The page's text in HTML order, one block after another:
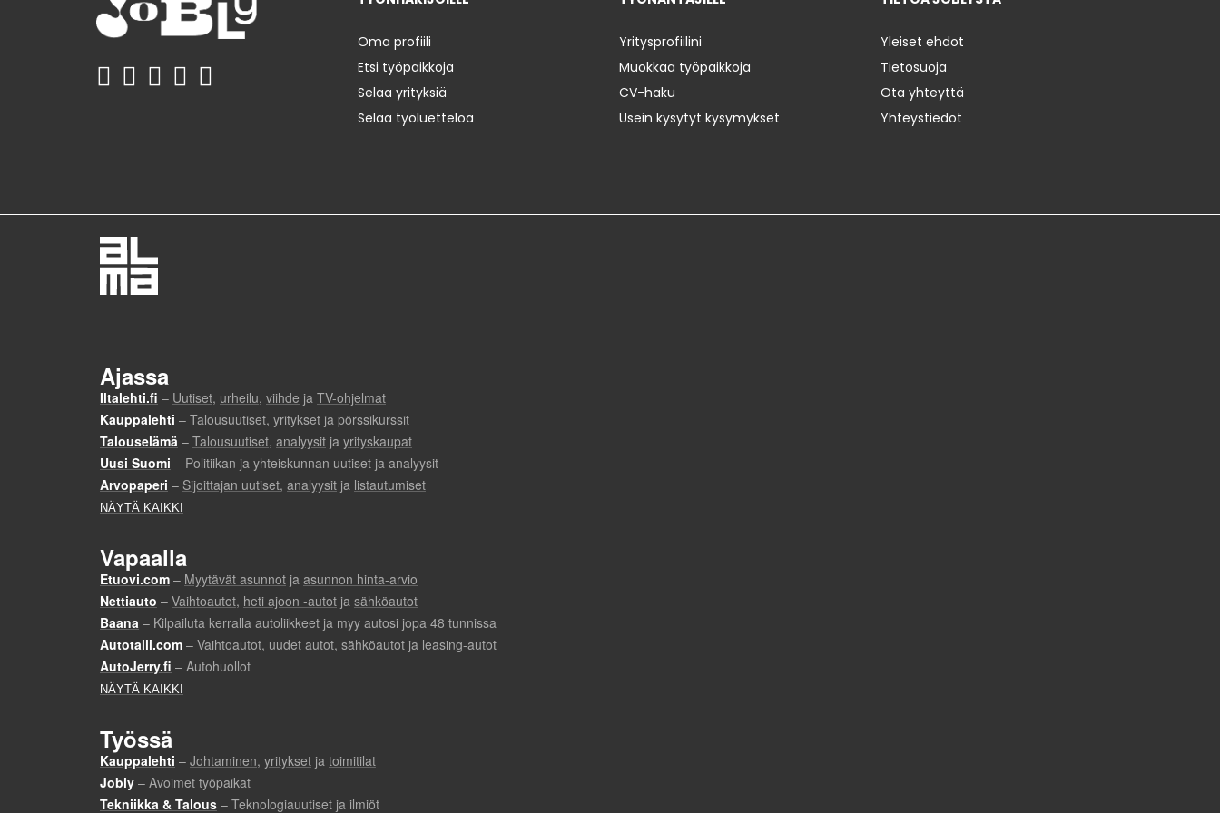
Oma profiili
Etsi työpaikkoja
Selaa yrityksiä
Selaa työluetteloa
Yritysprofiilini
Muokkaa työpaikkoja
CV-haku
Usein kysytyt kysymykset
Yleiset ehdot
Tietosuoja
Ota yhteyttä
Yhteystiedot